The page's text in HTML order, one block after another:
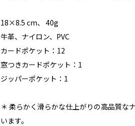
18×8.5 cm、 40g
牛革、ナイロン、PVC
カードポケット：12
窓つきカードポケット：1
ジッパーポケット：1
＊ 柔らかく滑らかな仕上がりの高品質な
います。